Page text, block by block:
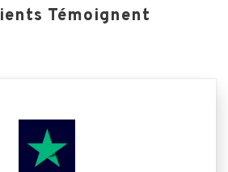
Témoignent